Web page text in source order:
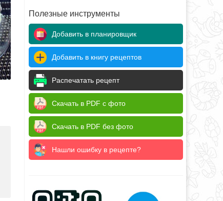
Полезные инструменты
Добавить в планировщик
Добавить в книгу рецептов
Распечатать рецепт
Скачать в PDF с фото
Скачать в PDF без фото
Нашли ошибку в рецепте?